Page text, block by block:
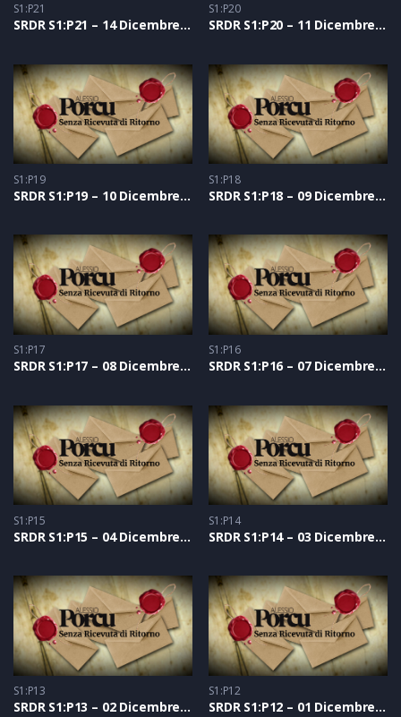
S1:P21
SRDR S1:P21 – 14 Dicembre 2020
S1:P20
SRDR S1:P20 – 11 Dicembre 2020
S1:P19
SRDR S1:P19 – 10 Dicembre 2020
S1:P18
SRDR S1:P18 – 09 Dicembre 2020
S1:P17
SRDR S1:P17 – 08 Dicembre 2020
S1:P16
SRDR S1:P16 – 07 Dicembre 2020
S1:P15
SRDR S1:P15 – 04 Dicembre 2020
S1:P14
SRDR S1:P14 – 03 Dicembre 2020
S1:P13
SRDR S1:P13 – 02 Dicembre 2020
S1:P12
SRDR S1:P12 – 01 Dicembre 2020